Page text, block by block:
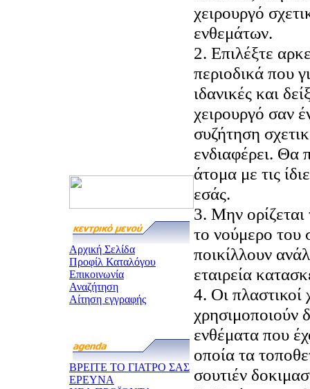
Αρχική Σελίδα
Προφίλ Καταλόγου
Επικοινωνία
Αναζήτηση
Αίτηση εγγραφής
ΒΡΕΙΤΕ ΤΟ ΓΙΑΤΡΟ ΣΑΣ
ΕΡΕΥΝΑ
χειρουργό
ενθεμάτων.
2. Επιλέξτε
περιοδικά που
ιδανικές και
χειρουργό σαν
συζήτηση
ενδιαφέρει. Θα
άτομα με τις
εσάς.
3. Μην
το νούμερο του
ποικίλλουν
εταιρεία
4. Οι πλαστικοί
χρησιμοποιούν
ενθέματα που
οποία τα
σουτιέν